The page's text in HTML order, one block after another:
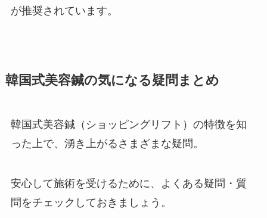
が推奨されています。
韓国式美容鍼の気になる疑問まとめ
韓国式美容鍼（ショッピングリフト）の特徴を知
った上で、湧き上がるさまざまな疑問。
安心して施術を受けるために、よくある疑問・質
問をチェックしておきましょう。